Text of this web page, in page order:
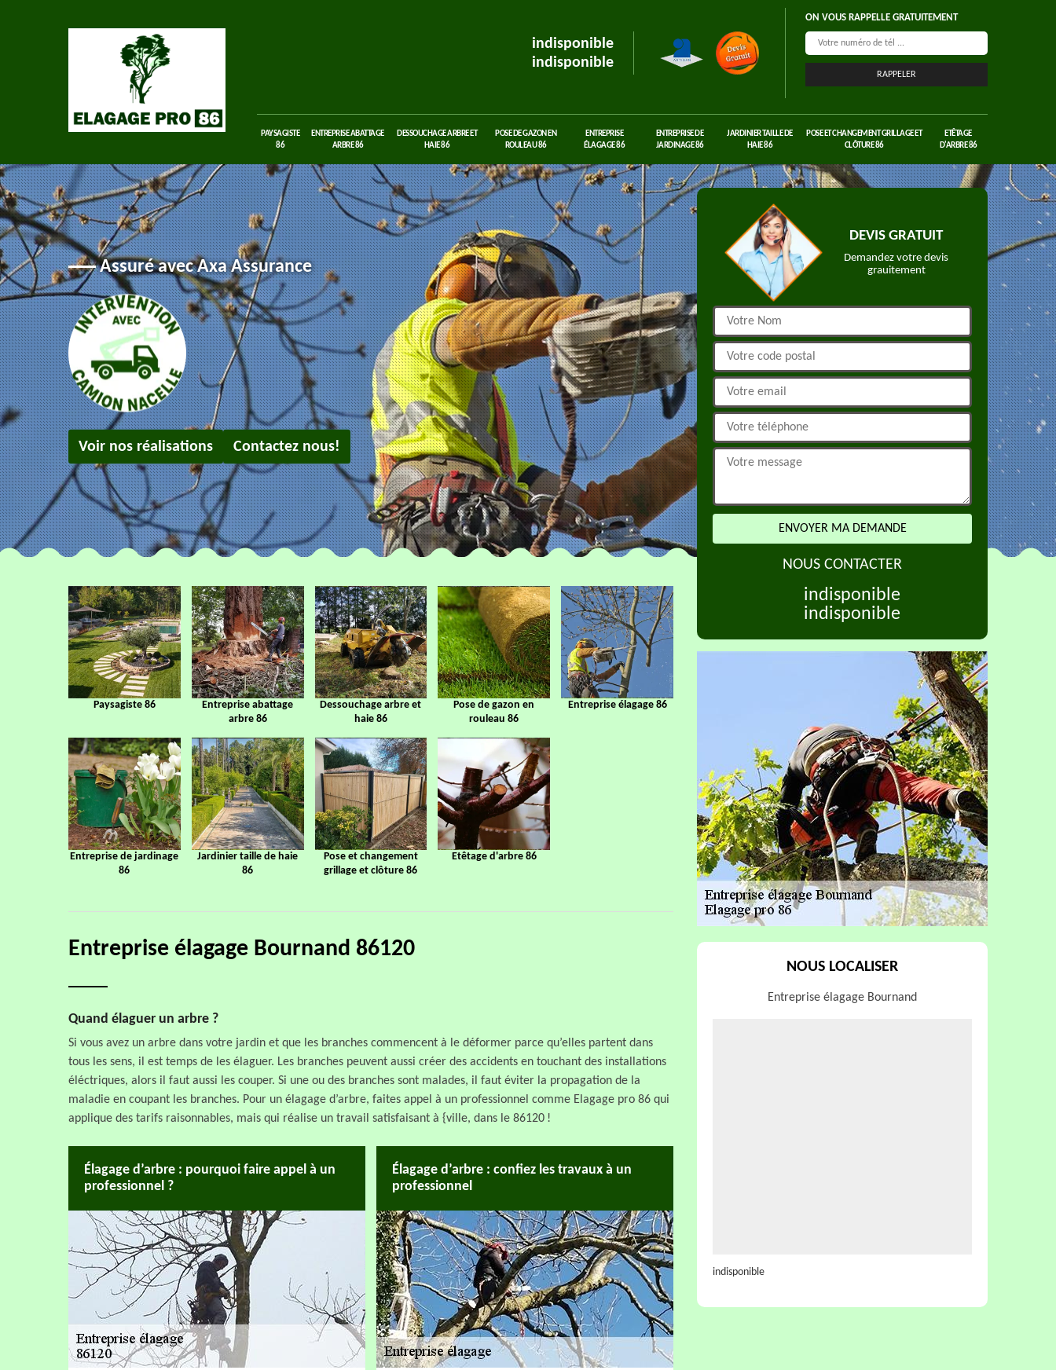
indisponible
indisponible
ON VOUS RAPPELLE GRATUITEMENT
PAYSAGISTE
86
ENTREPRISE ABATTAGE
ARBRE 86
DESSOUCHAGE ARBRE ET
HAIE 86
POSE DE GAZON EN
ROULEAU 86
ENTREPRISE
ÉLAGAGE 86
ENTREPRISE DE
JARDINAGE 86
JARDINIER TAILLE DE
HAIE 86
POSE ET CHANGEMENT GRILLAGE ET
CLÔTURE 86
ETÊTAGE
D'ARBRE 86
Assuré avec Axa Assurance
Voir nos réalisations Contactez nous!
Paysagiste 86
Entreprise abattage
arbre 86
Dessouchage arbre et
haie 86
Pose de gazon en
rouleau 86
Entreprise élagage 86
Entreprise de jardinage
86
Jardinier taille de haie
86
Pose et changement
grillage et clôture 86
Etêtage d'arbre 86
Entreprise élagage Bournand 86120
Quand élaguer un arbre ?
Si vous avez un arbre dans votre jardin et que les branches commencent à le déformer parce qu’elles partent dans
tous les sens, il est temps de les élaguer. Les branches peuvent aussi créer des accidents en touchant des installations
éléctriques, alors il faut aussi les couper. Si une ou des branches sont malades, il faut éviter la propagation de la
maladie en coupant les branches. Pour un élagage d’arbre, faites appel à un professionnel comme Elagage pro 86 qui
applique des tarifs raisonnables, mais qui réalise un travail satisfaisant à {ville, dans le 86120 !
Élagage d’arbre : pourquoi faire appel à un
professionnel ?
Élagage d’arbre : confiez les travaux à un
professionnel
DEVIS GRATUIT
Demandez votre devis
grauitement
NOUS CONTACTER
indisponible
indisponible
NOUS LOCALISER
Entreprise élagage Bournand
indisponible